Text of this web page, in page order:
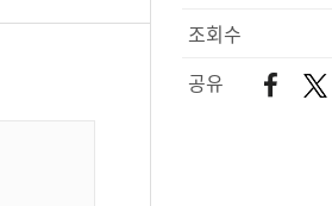
조회수
공유